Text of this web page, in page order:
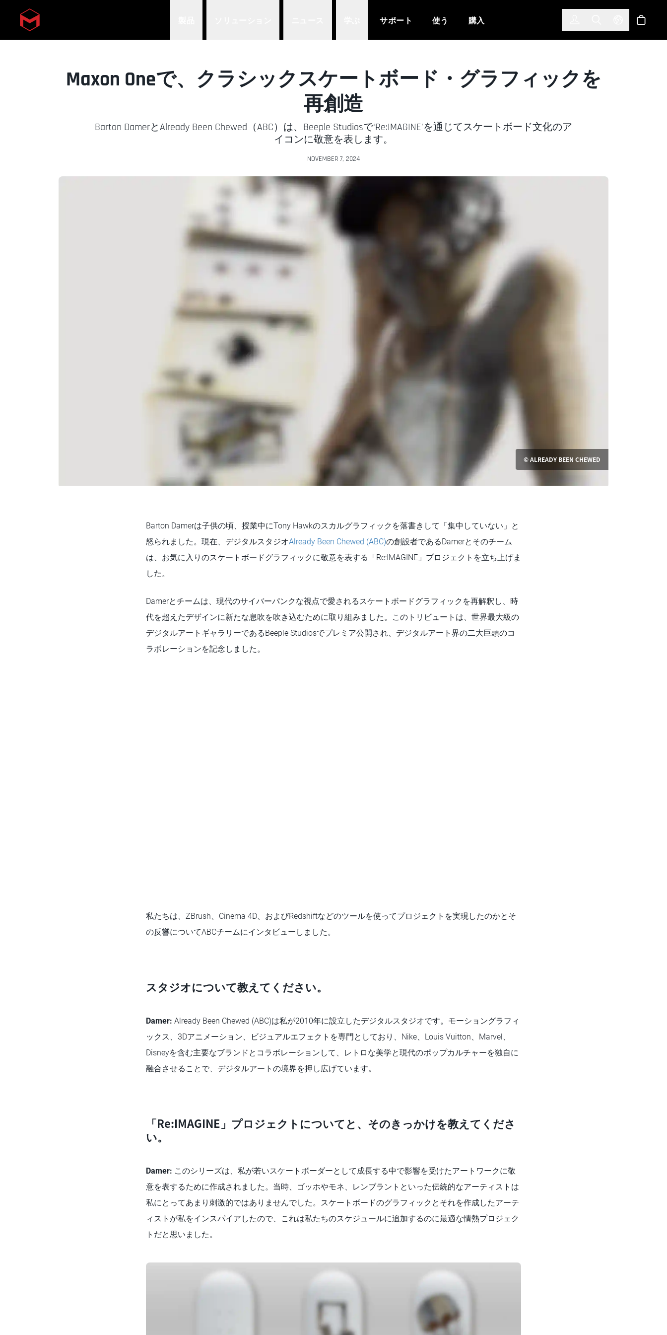
Skip to main content サポート 使う 購入 Toggle Search
Selectショッ
© ALREADY BEEN CHEWED
Maxon Oneで、クラシックスケートボード・グラフィックを
再創造
Barton DamerとAlready Been Chewed（ABC）は、Beeple Studiosで‘Re:IMAGINE’を通じてスケートボード文化のア
イコンに敬意を表します。
NOVEMBER 7, 2024
Barton Damerは子供の頃、授業中にTony Hawkのスカルグラフィックを落書きして「集中していない」と
怒られました。現在、デジタルスタジオAlready Been Chewed (ABC)の創設者であるDamerとそのチーム
は、お気に入りのスケートボードグラフィックに敬意を表する「Re:IMAGINE」プロジェクトを立ち上げま
した。
Damerとチームは、現代のサイバーパンクな視点で愛されるスケートボードグラフィックを再解釈し、時
代を超えたデザインに新たな息吹を吹き込むために取り組みました。このトリビュートは、世界最大級の
デジタルアートギャラリーであるBeeple Studiosでプレミア公開され、デジタルアート界の二大巨頭のコ
ラボレーションを記念しました。
私たちは、ZBrush、Cinema 4D、およびRedshiftなどのツールを使ってプロジェクトを実現したのかとそ
の反響についてABCチームにインタビューしました。
スタジオについて教えてください。
Damer: Already Been Chewed (ABC)は私が2010年に設立したデジタルスタジオです。モーショングラフィ
ックス、3Dアニメーション、ビジュアルエフェクトを専門としており、Nike、Louis Vuitton、Marvel、
Disneyを含む主要なブランドとコラボレーションして、レトロな美学と現代のポップカルチャーを独自に
融合させることで、デジタルアートの境界を押し広げています。
「Re:IMAGINE」プロジェクトについてと、そのきっかけを教えてくださ
い。
Damer: このシリーズは、私が若いスケートボーダーとして成長する中で影響を受けたアートワークに敬
意を表するために作成されました。当時、ゴッホやモネ、レンブラントといった伝統的なアーティストは
私にとってあまり刺激的ではありませんでした。スケートボードのグラフィックとそれを作成したアーテ
ィストが私をインスパイアしたので、これは私たちのスケジュールに追加するのに最適な情熱プロジェク
トだと思いました。